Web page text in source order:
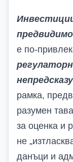
е по-
рамка,
разумен
за оценка и
не
данъци и